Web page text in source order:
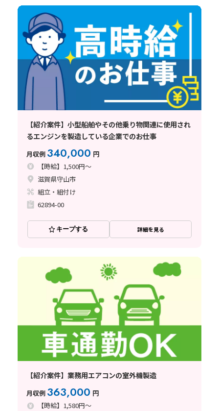
【紹介案件】小型船舶やその他乗り物関連に使用され
るエンジンを製造している企業でのお仕事
月収例 340,000 円
【時給】1,500円～
滋賀県守山市
組立・組付け
62894-00
キープする 詳細を見る
【紹介案件】業務用エアコンの室外機製造
月収例 363,000 円
【時給】1,580円～